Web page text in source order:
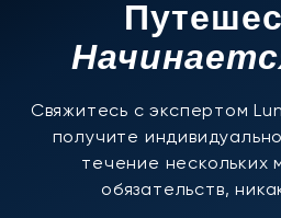
Свяжитесь с экспертом
получите
течение нескольких
обязательств,